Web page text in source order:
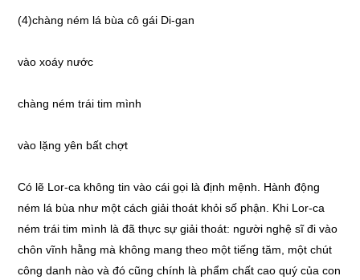
(4)chàng ném lá bùa cô gái Di-gan
vào xoáy nước
chàng ném trái tim mình
vào lặng yên bất chợt
Có lẽ Lor-ca không tin vào cái gọi là định mệnh. Hành động
ném lá bùa như một cách giải thoát khỏi số phận. Khi Lor-ca
ném trái tim mình là đã thực sự giải thoát: người nghệ sĩ đi vào
chôn vĩnh hằng mà không mang theo một tiếng tăm, một chút
công danh nào và đó cũng chính là phẩm chất cao quý của con